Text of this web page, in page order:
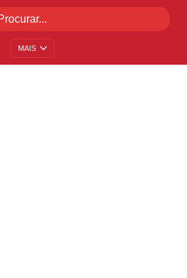
MAIS